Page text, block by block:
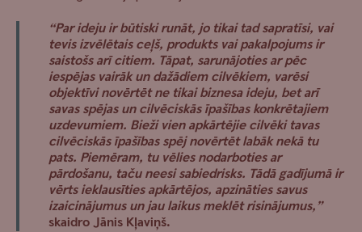
“Par ideju ir būtiski runāt, jo tikai tad sapratīsi, vai
tevis izvēlētais ceļš, produkts vai pakalpojums ir
saistošs arī citiem. Tāpat, sarunājoties ar pēc
iespējas vairāk un dažādiem cilvēkiem, varēsi
objektīvi novērtēt ne tikai biznesa ideju, bet arī
savas spējas un cilvēciskās īpašības konkrētajiem
uzdevumiem. Bieži vien apkārtējie cilvēki tavas
cilvēciskās īpašības spēj novērtēt labāk nekā tu
pats. Piemēram, tu vēlies nodarboties ar
pārdošanu, taču neesi sabiedrisks. Tādā gadījumā ir
vērts ieklausīties apkārtējos, apzināties savus
izaicinājumus un jau laikus meklēt risinājumus,”
skaidro Jānis Kļaviņš.